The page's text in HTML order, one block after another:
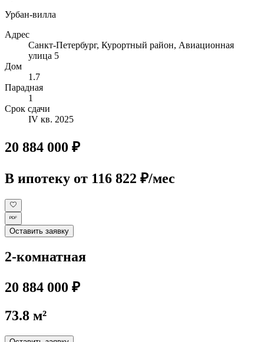
Урбан-вилла
Адрес
Санкт-Петербург, Курортный район, Авиационная
улица 5
Дом
1.7
Парадная
1
Срок сдачи
IV кв. 2025
20 884 000 ₽
В ипотеку от 116 822 ₽/мес
Оставить заявку
2-комнатная
20 884 000 ₽
73.8 м²